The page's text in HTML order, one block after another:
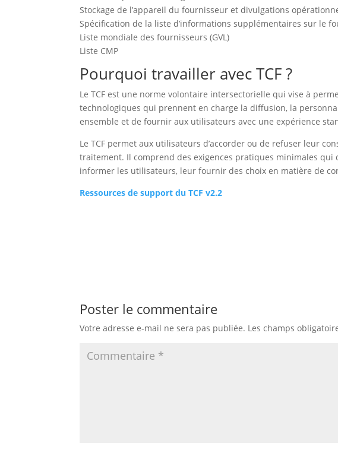
Stockage de l’appareil du fournisseur et divulgations
Spécification de la liste d’informations supplémentaires sur le
Liste mondiale des fournisseurs (GVL)
Liste CMP
Pourquoi travailler avec TCF ?
Le TCF est une norme volontaire intersectorielle qui vise à
technologiques qui prennent en charge la diffusion, la
ensemble et de fournir aux utilisateurs avec une expérience
Le TCF permet aux utilisateurs d’accorder ou de refuser leur
traitement. Il comprend des exigences pratiques minimales
informer les utilisateurs, leur fournir des choix en matière de
Ressources de support du TCF v2.2
Poster le commentaire
Votre adresse e-mail ne sera pas publiée. Les champs